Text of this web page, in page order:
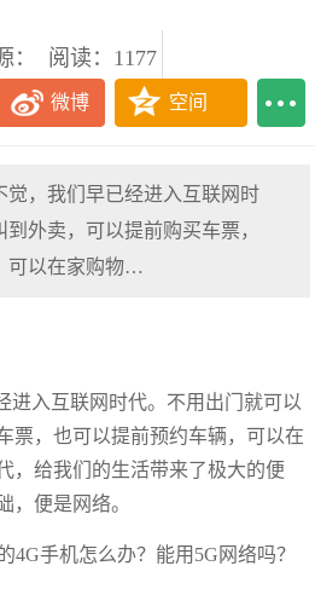
： 阅读：1177
微博 空间
觉，我们早已经进入互联网时
外卖，可以提前购买车票，
可以在家购物…
进入互联网时代。不用出门就可以
票，也可以提前预约车辆，可以在
给我们的生活带来了极大的便
，便是网络。